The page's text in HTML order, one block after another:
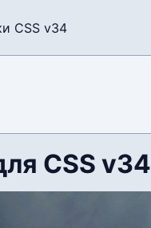
CSS v34
CSS v34